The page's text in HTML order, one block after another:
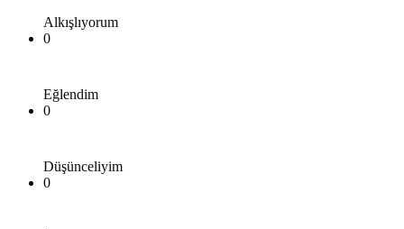
Alkışlıyorum
0
Eğlendim
0
Düşünceliyim
0